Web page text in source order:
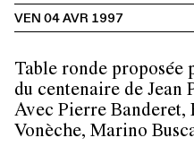
VEN 04 AVR 1997
Table ronde proposée
du centenaire de Jean
Avec Pierre Banderet,
Vonèche, Marino